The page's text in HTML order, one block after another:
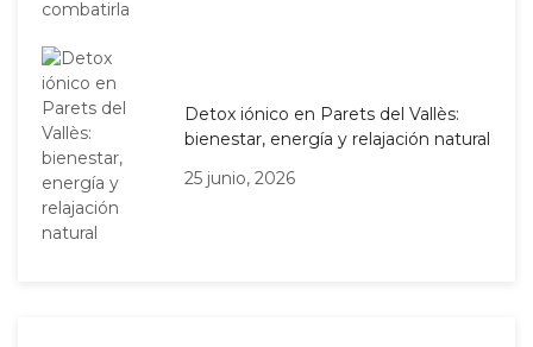
Detox iónico en Parets del Vallès:
bienestar, energía y relajación natural
25 junio, 2026